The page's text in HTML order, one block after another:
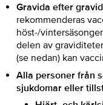
Gravida efter
rekommenderas
höst-/
delen av
(se nedan) kan
Alla personer från
sjukdomar eller